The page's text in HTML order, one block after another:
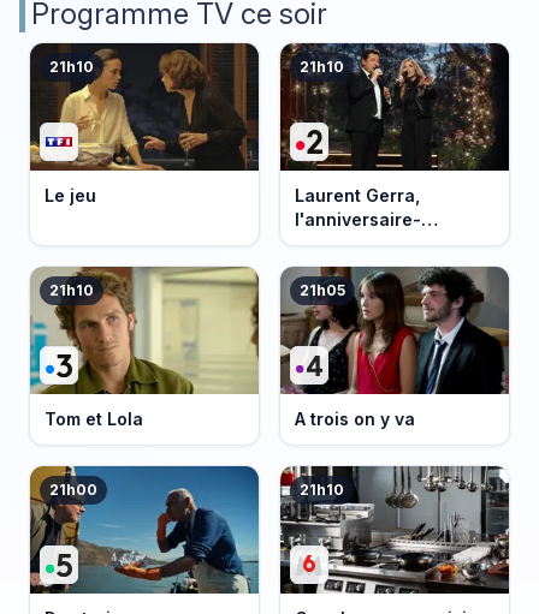
Programme TV ce soir
21h10
Le jeu
21h10
Laurent Gerra,
l'anniversaire-
événement
21h10
Tom et Lola
21h05
A trois on y va
21h00 21h10